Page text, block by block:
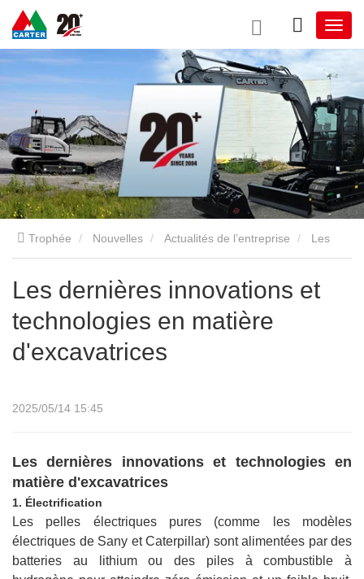
Trophée Nouvelles Actualités de l’entreprise
dernières innovations et technologies en matière d'excavatrices
Les dernières innovations et
technologies en matière
d'excavatrices
2025/05/14 15:45
Les dernières innovations et technologies en
matière d'excavatrices
1. Électrification
Les pelles électriques pures (comme les modèles
électriques de Sany et Caterpillar) sont alimentées par des
batteries au lithium ou des piles à combustible à